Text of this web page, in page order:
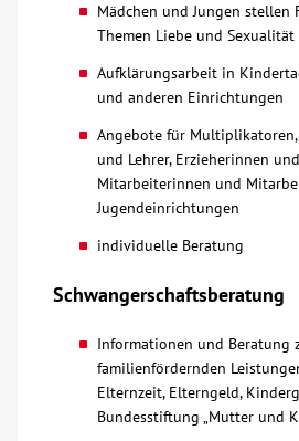
Karriere
Ausbildung
Glossar
Kontakt
AWO BB Süd
Mädchen und Jungen stellen
Themen Liebe und Sexualität
Aufklärungsarbeit in
und anderen Einrichtungen
Angebote für Multiplikatoren,
und Lehrer, Erzieherinnen
Mitarbeiterinnen und
Jugendeinrichtungen
individuelle Beratung
Schwangerschaftsberatung
Informationen und Beratung
familienfördernden
Elternzeit, Elterngeld,
Bundesstiftung „Mutter und